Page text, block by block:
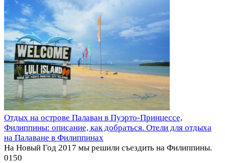
Отдых на острове Палаван в Пуэрто-Принцессе,
Филиппины: описание, как добраться. Отели для отдыха
на Палаване в Филиппинах
На Новый Год 2017 мы решили съездить на Филиппины.
0150